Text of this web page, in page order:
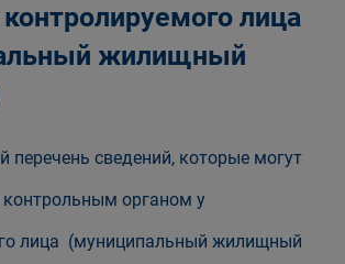
лица
жилищный
сведений, которые могут
органом у
лица (муниципальный жилищный